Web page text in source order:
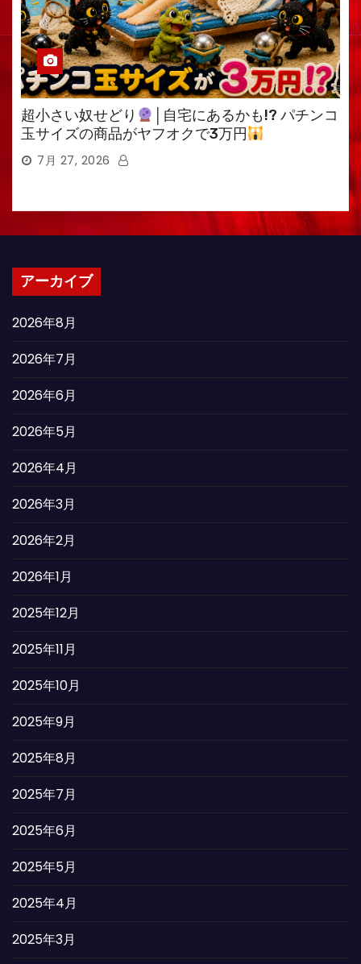
超小さい奴せどり
│自宅にあるかも!? パチンコ
玉サイズの商品がヤフオクで3万円
7月 27, 2026
アーカイブ
2026年8月
2026年7月
2026年6月
2026年5月
2026年4月
2026年3月
2026年2月
2026年1月
2025年12月
2025年11月
2025年10月
2025年9月
2025年8月
2025年7月
2025年6月
2025年5月
2025年4月
2025年3月